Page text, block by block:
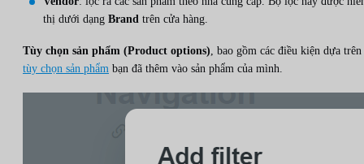
thị dưới dạng Brand trên cửa hàng.
Tùy chọn sản phẩm (Product options), bao gồm các điều kiện dựa trên
tùy chọn sản phẩm bạn đã thêm vào sản phẩm của mình.